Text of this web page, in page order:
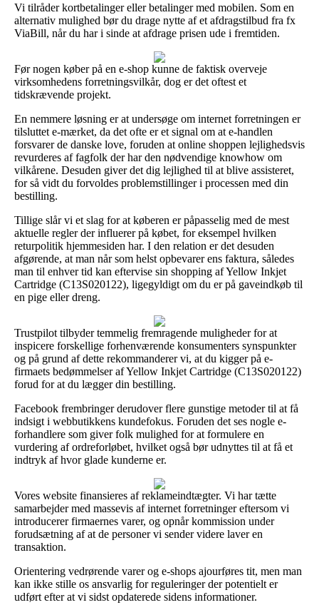
Vi tilråder kortbetalinger eller betalinger med mobilen. Som en
alternativ mulighed bør du drage nytte af et afdragstilbud fra fx
ViaBill, når du har i sinde at afdrage prisen ude i fremtiden.
Før nogen køber på en e-shop kunne de faktisk overveje
virksomhedens forretningsvilkår, dog er det oftest et
tidskrævende projekt.
En nemmere løsning er at undersøge om internet forretningen er
tilsluttet e-mærket, da det ofte er et signal om at e-handlen
forsvarer de danske love, foruden at online shoppen lejlighedsvis
revurderes af fagfolk der har den nødvendige knowhow om
vilkårene. Desuden giver det dig lejlighed til at blive assisteret,
for så vidt du forvoldes problemstillinger i processen med din
bestilling.
Tillige slår vi et slag for at køberen er påpasselig med de mest
aktuelle regler der influerer på købet, for eksempel hvilken
returpolitik hjemmesiden har. I den relation er det desuden
afgørende, at man når som helst opbevarer ens faktura, således
man til enhver tid kan eftervise sin shopping af Yellow Inkjet
Cartridge (C13S020122), ligegyldigt om du er på gaveindkøb til
en pige eller dreng.
Trustpilot tilbyder temmelig fremragende muligheder for at
inspicere forskellige forhenværende konsumenters synspunkter
og på grund af dette rekommanderer vi, at du kigger på e-
firmaets bedømmelser af Yellow Inkjet Cartridge (C13S020122)
forud for at du lægger din bestilling.
Facebook frembringer derudover flere gunstige metoder til at få
indsigt i webbutikkens kundefokus. Foruden det ses nogle e-
forhandlere som giver folk mulighed for at formulere en
vurdering af ordreforløbet, hvilket også bør udnyttes til at få et
indtryk af hvor glade kunderne er.
Vores website finansieres af reklameindtægter. Vi har tætte
samarbejder med massevis af internet forretninger eftersom vi
introducerer firmaernes varer, og opnår kommission under
forudsætning af at de personer vi sender videre laver en
transaktion.
Orientering vedrørende varer og e-shops ajourføres tit, men man
kan ikke stille os ansvarlig for reguleringer der potentielt er
udført efter at vi sidst opdaterede sidens informationer.